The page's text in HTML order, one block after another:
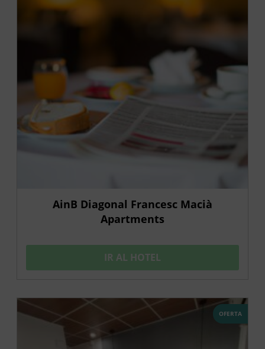
AinB Diagonal Francesc Macià
Apartments
IR AL HOTEL
OFERTA